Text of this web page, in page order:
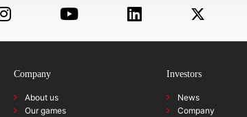
Company
About us
Our games
Investors
News
Company